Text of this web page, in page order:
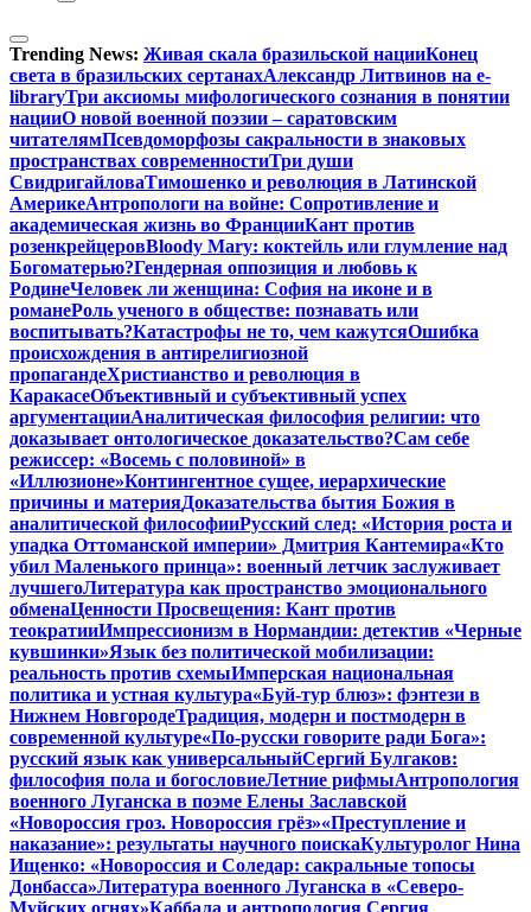
Trending News: Живая скала бразильской нацииКонец
света в бразильских сертанахАлександр Литвинов на e-
libraryТри аксиомы мифологического сознания в понятии
нацииО новой военной поэзии – саратовским
читателямПсевдоморфозы сакральности в знаковых
пространствах современностиТри души
СвидригайловаТимошенко и революция в Латинской
АмерикеАнтропологи на войне: Сопротивление и
академическая жизнь во ФранцииКант против
розенкрейцеровBloody Mary: коктейль или глумление над
Богоматерью?Гендерная оппозиция и любовь к
РодинеЧеловек ли женщина: София на иконе и в
романеРоль ученого в обществе: познавать или
воспитывать?Катастрофы не то, чем кажутсяОшибка
происхождения в антирелигиозной
пропагандеХристианство и революция в
КаракасеОбъективный и субъективный успех
аргументацииАналитическая философия религии: что
доказывает онтологическое доказательство?Сам себе
режиссер: «Восемь с половиной» в
«Иллюзионе»Контингентное сущее, иерархические
причины и материяДоказательства бытия Божия в
аналитической философииРусский след: «История роста и
упадка Оттоманской империи» Дмитрия Кантемира«Кто
убил Маленького принца»: военный летчик заслуживает
лучшегоЛитература как пространство эмоционального
обменаЦенности Просвещения: Кант против
теократииИмпрессионизм в Нормандии: детектив «Черные
кувшинки»Язык без политической мобилизации:
реальность против схемыИмперская национальная
политика и устная культура«Буй-тур блюз»: фэнтези в
Нижнем НовгородеТрадиция, модерн и постмодерн в
современной культуре«По-русски говорите ради Бога»:
русский язык как универсальныйСергий Булгаков:
философия пола и богословиеЛетние рифмыАнтропология
военного Луганска в поэме Елены Заславской
«Новороссия гроз. Новороссия грёз»«Преступление и
наказание»: результаты научного поискаКультуролог Нина
Ищенко: «Новороссия и Соледар: сакральные топосы
Донбасса»Литература военного Луганска в «Северо-